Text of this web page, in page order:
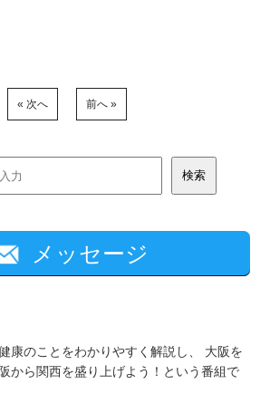
« 次へ 前へ »
メッセージ
康のことをわかりやすく解説し、 大阪を
から関西を盛り上げよう！という番組で